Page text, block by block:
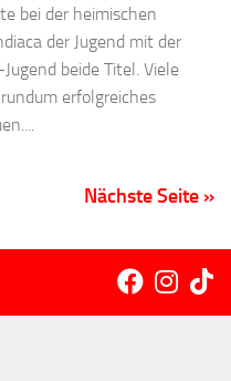
bei der heimischen
der Jugend mit der
beide Titel. Viele
erfolgreiches
Nächste Seite »